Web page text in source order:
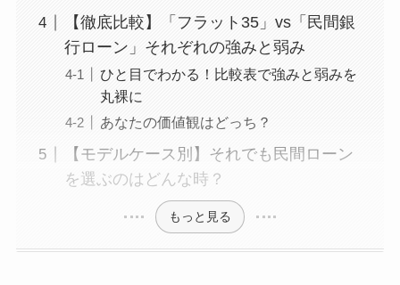
【徹底比較】「フラット35」vs「民間銀
行ローン」それぞれの強みと弱み
ひと目でわかる！比較表で強みと弱みを
丸裸に
あなたの価値観はどっち？
【モデルケース別】それでも民間ローン
を選ぶのはどんな時？
もっと見る